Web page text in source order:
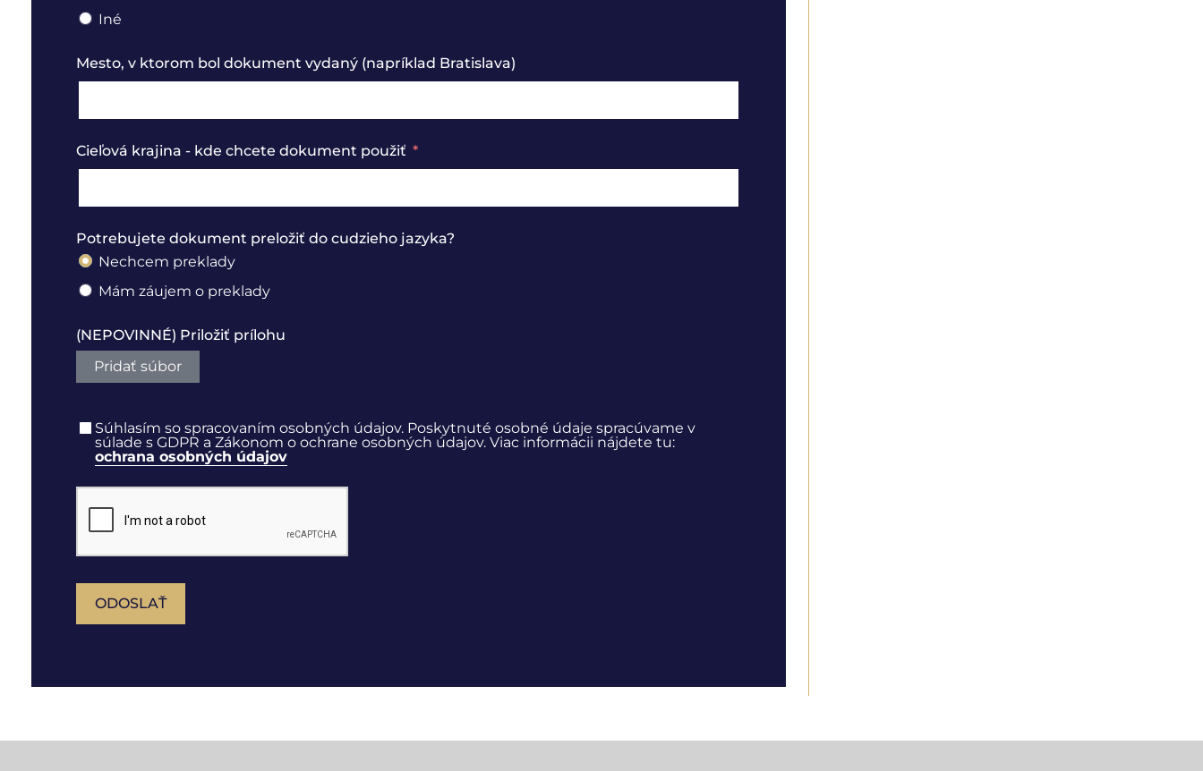
Iné
Mesto, v ktorom bol dokument vydaný (napríklad Bratislava)
Cieľová krajina - kde chcete dokument použiť
Potrebujete dokument preložiť do cudzieho jazyka?
Nechcem preklady
Mám záujem o preklady
(NEPOVINNÉ) Priložiť prílohu
Pridať súbor
Súhlasím so spracovaním osobných údajov. Poskytnuté osobné údaje spracúvame v
súlade s GDPR a Zákonom o ochrane osobných údajov. Viac informácii nájdete tu:
ochrana osobných údajov
ODOSLAŤ